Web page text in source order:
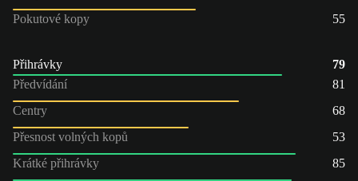
Pokutové kopy
55
Přihrávky
79
Předvídání
81
Centry
68
Přesnost volných kopů
53
Krátké přihrávky
85